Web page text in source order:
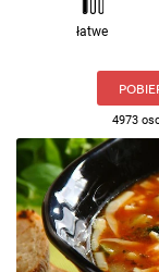
łatwe
4973